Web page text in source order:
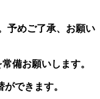
予めご了承、お願い
備お願いします。
できます。